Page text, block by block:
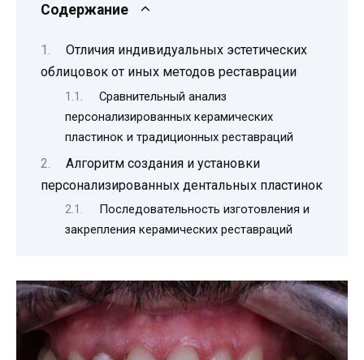
Содержание
Отличия индивидуальных эстетических
облицовок от иных методов реставрации
Сравнительный анализ
персонализированных керамических
пластинок и традиционных реставраций
Алгоритм создания и установки
персонализированных дентальных пластинок
Последовательность изготовления и
закрепления керамических реставраций